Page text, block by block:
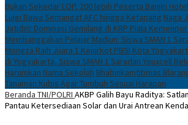
Bukan Sekedar LOP, 200 lebih Peserta Banjiri
Luigi Bawa Semangat AFC hingga Ketapang Naga
Jatidiri: Dominasi Gemilang di KRP Piala
Membanggakan Pelajar Madiun: Siswa SMAN 1
Moneza Raih Juara 1 Kejurkot PBSI Kota
di Yogyakarta, Siswa SMAN 1 Saradan Youxcell
Harumkan Nama Sekolah Bhabinkamtibmas
Tanaman Kubis Agar Tumbuh Sesuai Harapan
Beranda TNI/POLRI AKBP Galih Bayu Raditya:
Pantau Ketersediaan Solar dan Urai Antrean